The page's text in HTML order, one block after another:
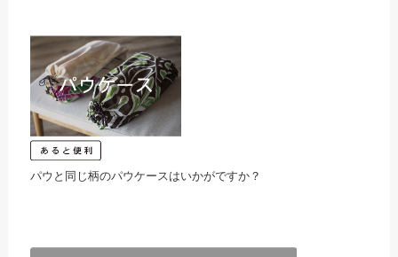
パウと同じ柄のパウケースはいかがですか？